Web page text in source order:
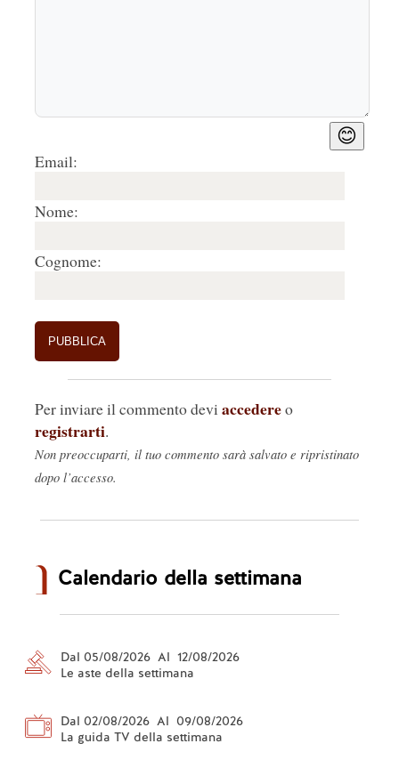
😊
Email:
Nome:
Cognome:
Per inviare il commento devi accedereo
registrarti.
Non preoccuparti, il tuo commento sarà salvato e ripristinato
dopo l’accesso.
Calendario della settimana
Dal 05/08/2026 Al 12/08/2026
Le aste della settimana
Dal 02/08/2026 Al 09/08/2026
La guida TV della settimana